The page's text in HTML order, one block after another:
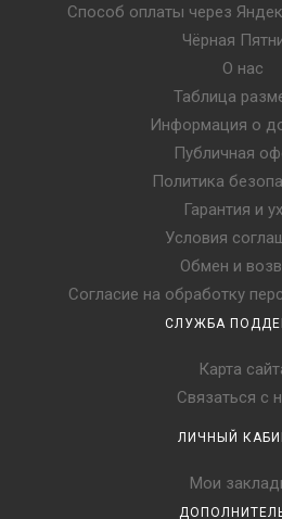
Способ оплаты через
Чёрная
О нас
Таблица
Информация о
Публичная
Политика
Гарантия и
Условия
Обмен и
Согласие на обработку
СЛУЖБА
Карта
Связаться с
ЛИЧНЫЙ
Мои